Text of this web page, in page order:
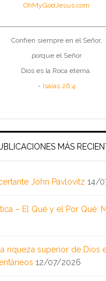
OhMyGodJesus.com
Confíen siempre en el Señor,
porque el Señor
Dios es la Roca eterna.
- Isaías 26:4
MÁS
John Pavlovitz 14/
– El Qué y el Por Qué:
riqueza superior de Dios
12/07/2026